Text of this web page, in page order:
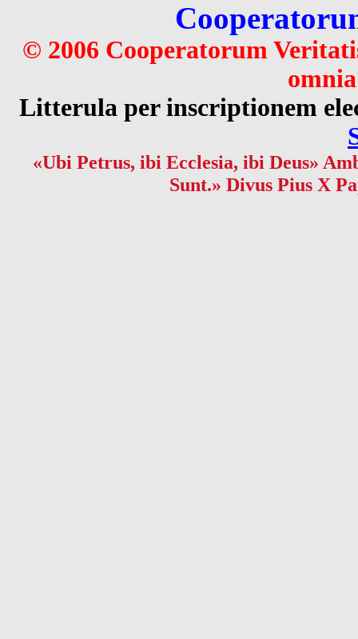
© 2006 Cooperatorum
Litterula per inscriptionem
«Ubi Petrus, ibi Ecclesia, ibi Deus»
Sunt.» Divus Pius X